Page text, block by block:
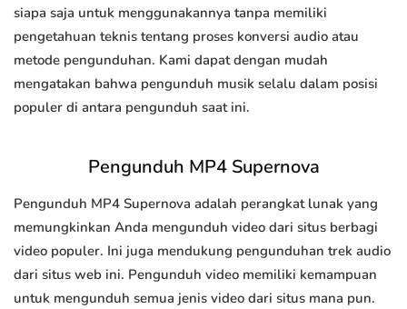
siapa saja untuk menggunakannya tanpa memiliki
pengetahuan teknis tentang proses konversi audio atau
metode pengunduhan. Kami dapat dengan mudah
mengatakan bahwa pengunduh musik selalu dalam posisi
populer di antara pengunduh saat ini.
Pengunduh MP4 Supernova
Pengunduh MP4 Supernova adalah perangkat lunak yang
memungkinkan Anda mengunduh video dari situs berbagi
video populer. Ini juga mendukung pengunduhan trek audio
dari situs web ini. Pengunduh video memiliki kemampuan
untuk mengunduh semua jenis video dari situs mana pun.